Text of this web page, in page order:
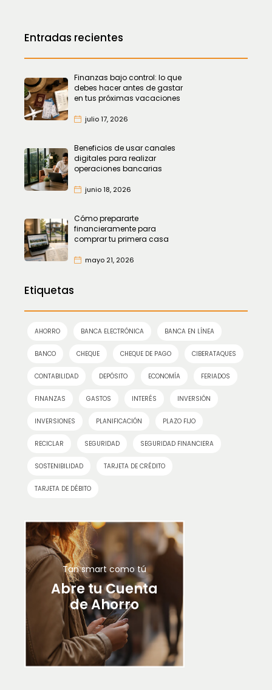
Entradas recientes
Finanzas bajo control: lo que
debes hacer antes de gastar
en tus próximas vacaciones
julio 17, 2026
Beneficios de usar canales
digitales para realizar
operaciones bancarias
junio 18, 2026
Cómo prepararte
financieramente para
comprar tu primera casa
mayo 21, 2026
Etiquetas
AHORRO BANCA ELECTRÓNICA BANCA EN LÍNEA
BANCO CHEQUE CHEQUE DE PAGO CIBERATAQUES
CONTABILIDAD DEPÓSITO ECONOMÍA FERIADOS
FINANZAS GASTOS INTERÉS INVERSIÓN
INVERSIONES PLANIFICACIÓN PLAZO FIJO
RECICLAR SEGURIDAD SEGURIDAD FINANCIERA
SOSTENIBILIDAD TARJETA DE CRÉDITO
TARJETA DE DÉBITO
Tan smart como tú
Abre tu Cuenta
de Ahorro